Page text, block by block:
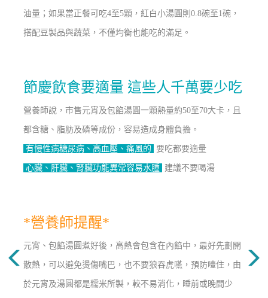
油量；如果當正餐可吃4至5顆，紅白小湯圓則0.8碗至1碗，
搭配豆製品與蔬菜，不僅均衡也能吃的滿足。
節慶飲食要適量 這些人千萬要少吃
營養師說，市售元宵及包餡湯圓一顆熱量約50至70大卡，且
都含糖、脂肪及磷等成份，容易造成身體負擔。
有慢性病糖尿病、高血壓、痛風的 要吃都要適量
心臟、肝臟、腎臟功能異常容易水腫 建議不要喝湯
*營養師提醒*
元宵、包餡湯圓煮好後，高熱會包含在內餡中，最好先劃開
散熱，可以避免燙傷嘴巴，也不要狼吞虎嚥，預防噎住，由
於元宵及湯圓都是糯米所製，較不易消化，睡前或晚間少